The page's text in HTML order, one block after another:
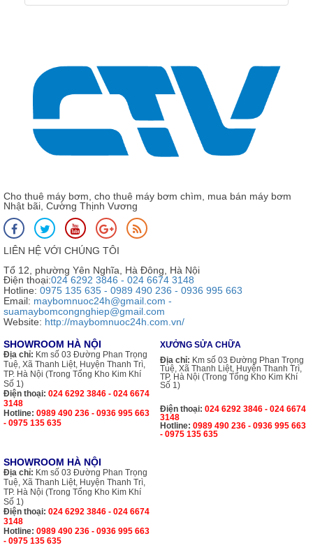
Cho thuê máy bơm, cho thuê máy bơm chìm, mua bán máy bơm
Nhật bãi, Cường Thịnh Vương
LIÊN HỆ VỚI CHÚNG TÔI
Tổ 12, phường Yên Nghĩa, Hà Đông, Hà Nội
Điện thoại:024 6292 3846 - 024 6674 3148
Hotline: 0975 135 635 - 0989 490 236 - 0936 995 663
Email: maybomnuoc24h@gmail.com -
suamaybomcongnghiep@gmail.com
Website: http://maybomnuoc24h.com.vn/
SHOWROOM HÀ NỘI
Địa chỉ: Km số 03 Đường Phan Trọng
Tuệ, Xã Thanh Liệt, Huyện Thanh Trì,
TP. Hà Nội (Trong Tổng Kho Kim Khí
Số 1)
Điện thoại: 024 6292 3846 - 024 6674
3148
Hotline: 0989 490 236 - 0936 995 663
- 0975 135 635
XƯỞNG SỬA CHỮA
Địa chỉ: Km số 03 Đường Phan Trọng
Tuệ, Xã Thanh Liệt, Huyện Thanh Trì,
TP. Hà Nội (Trong Tổng Kho Kim Khí
Số 1)
Điện thoại: 024 6292 3846 - 024 6674
3148
Hotline: 0989 490 236 - 0936 995 663
- 0975 135 635
SHOWROOM HÀ NỘI
Địa chỉ: Km số 03 Đường Phan Trọng
Tuệ, Xã Thanh Liệt, Huyện Thanh Trì,
TP. Hà Nội (Trong Tổng Kho Kim Khí
Số 1)
Điện thoại: 024 6292 3846 - 024 6674
3148
Hotline: 0989 490 236 - 0936 995 663
- 0975 135 635